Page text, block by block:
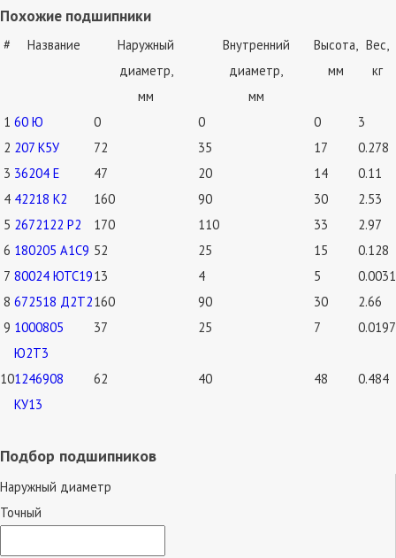
Похожие подшипники
# Название
Наружный
диаметр,
мм
Внутренний
диаметр,
мм
Высота,
мм
Вес,
кг
1 60 Ю 0 0 0
3
2 207 К5У 72 35 17
0.278
3 36204 Е 47 20 14
0.11
4 42218 К2 160 90 30
2.53
5 2672122 Р2 170 110 33
2.97
6 180205 А1С9 52 25 15
0.128
7 80024 ЮТС1913 4 5
0.0031
8 672518 Д2Т2160 90 30
2.66
9 1000805
Ю2Т3
37 25 7 0.0197
101246908
КУ13
62 40 48 0.484
Подбор подшипников
Наружный диаметр
Точный